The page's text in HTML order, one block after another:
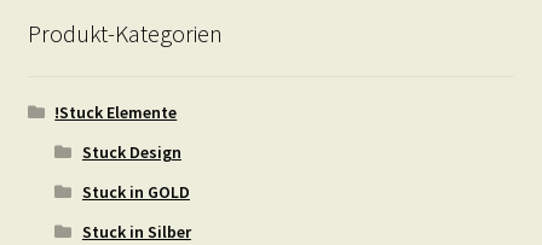
Produkt-Kategorien
!Stuck Elemente
Stuck Design
Stuck in GOLD
Stuck in Silber